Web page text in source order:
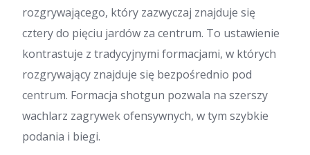
rozgrywającego, który zazwyczaj znajduje się
cztery do pięciu jardów za centrum. To ustawienie
kontrastuje z tradycyjnymi formacjami, w których
rozgrywający znajduje się bezpośrednio pod
centrum. Formacja shotgun pozwala na szerszy
wachlarz zagrywek ofensywnych, w tym szybkie
podania i biegi.